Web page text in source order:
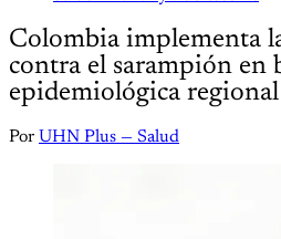
Colombia implementa
contra el sarampión en
epidemiológica regional
Por UHN Plus — Salud